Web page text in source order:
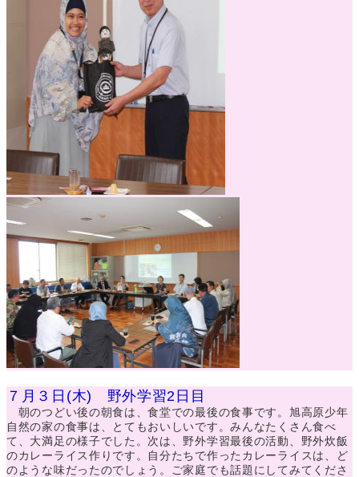
７月３日(木) 野外学習2日目
朝のつどい後の朝食は、食堂での最後の食事です。旭高原少年
自然の家の食事は、とてもおいしいです。みんなたくさん食べ
て、大満足の様子でした。次は、野外学習最後の活動、野外炊飯
のカレーライス作りです。自分たちで作ったカレーライスは、ど
のような味だったのでしょう。ご家庭でも話題にしてみてくださ